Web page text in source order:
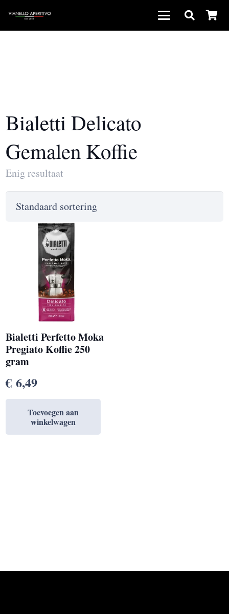
Bialetti Delicato
Gemalen Koffie
Enig resultaat
Bialetti Perfetto Moka
Pregiato Koffie 250
gram
€ 6,49
Toevoegen aan
winkelwagen